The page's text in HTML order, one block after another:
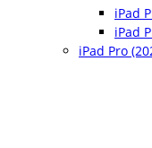
iPad
iPad
iPad Pro